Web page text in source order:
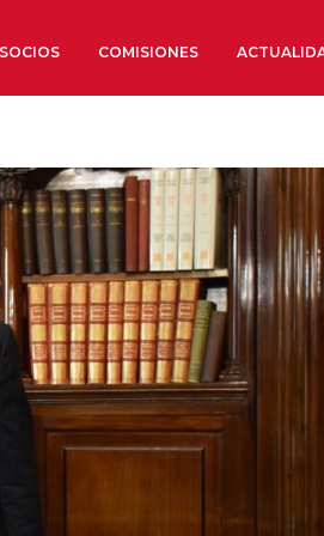
Órganos de Gobierno
Órganos Consultivos
Estructura Ejecutiva
Institut d’Estudis
Organizaciones sectoriales
Sociedad Barcelonesa de
Económicos y Sociales
Organizaciones territoriales
SOCIOS COMISIONES